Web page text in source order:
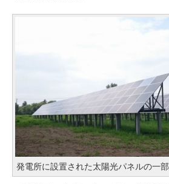
発電所に設置された太陽光パネルの一部